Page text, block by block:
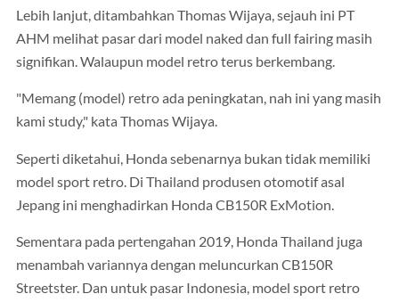
Lebih lanjut, ditambahkan Thomas Wijaya, sejauh ini PT
AHM melihat pasar dari model naked dan full fairing masih
signifikan. Walaupun model retro terus berkembang.
"Memang (model) retro ada peningkatan, nah ini yang masih
kami study," kata Thomas Wijaya.
Seperti diketahui, Honda sebenarnya bukan tidak memiliki
model sport retro. Di Thailand produsen otomotif asal
Jepang ini menghadirkan Honda CB150R ExMotion.
Sementara pada pertengahan 2019, Honda Thailand juga
menambah variannya dengan meluncurkan CB150R
Streetster. Dan untuk pasar Indonesia, model sport retro